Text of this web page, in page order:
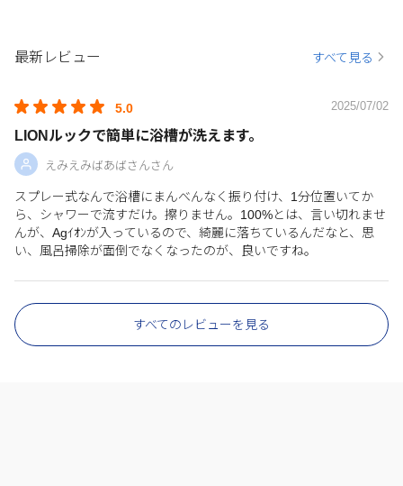
最新レビュー すべて見る
5.0 2025/07/02
LIONルックで簡単に浴槽が洗えます。
えみえみばあばさんさん
スプレー式なんで浴槽にまんべんなく振り付け、1分位置いてか
ら、シャワーで流すだけ。擦りません。100%とは、言い切れませ
んが、Agｲｵﾝが入っているので、綺麗に落ちているんだなと、思
い、風呂掃除が面倒でなくなったのが、良いですね。
すべてのレビューを見る